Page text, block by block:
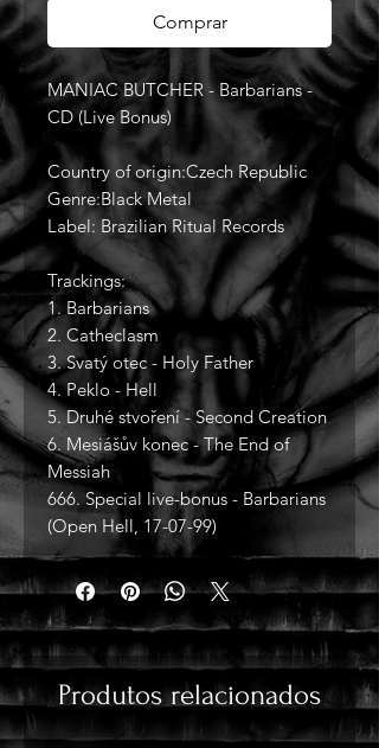
Comprar
MANIAC BUTCHER - Barbarians -
CD (Live Bonus)
Country of origin:Czech Republic
Genre:Black Metal
Label: Brazilian Ritual Records
Trackings:
1. Barbarians
2. Catheclasm
3. Svatý otec - Holy Father
4. Peklo - Hell
5. Druhé stvoření - Second Creation
6. Mesiášův konec - The End of
Messiah
666. Special live-bonus - Barbarians
(Open Hell, 17-07-99)
Produtos relacionados